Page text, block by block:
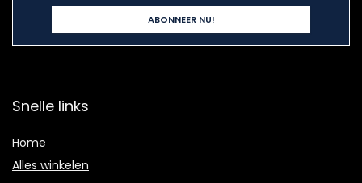
Snelle links
Home
Alles winkelen